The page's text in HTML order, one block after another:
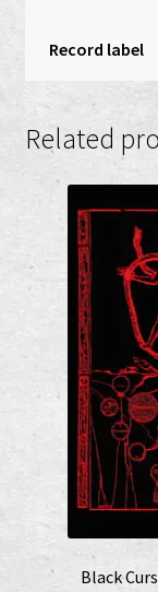
Record label
Related
Black